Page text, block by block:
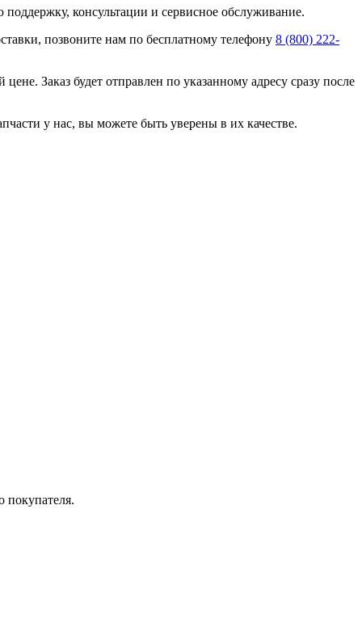
консультации и сервисное обслуживание.
позвоните нам по бесплатному телефону 8 (800) 222-
Заказ будет отправлен по указанному адресу сразу после
у нас, вы можете быть уверены в их качестве.
покупателя.